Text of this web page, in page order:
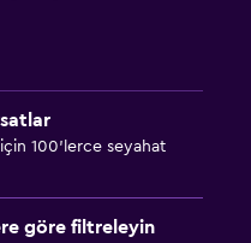
için 100'lerce seyahat
göre filtreleyin